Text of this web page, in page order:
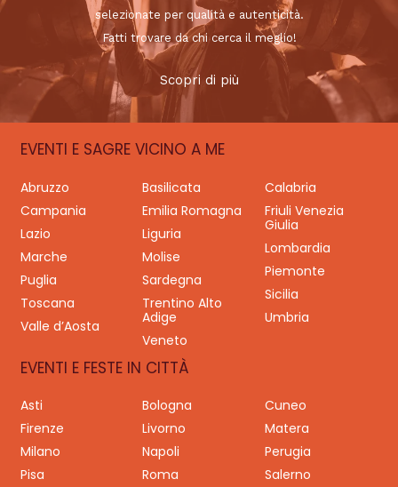
selezionate per qualità e autenticità.
Fatti trovare da chi cerca il meglio!
Scopri di più
EVENTI E SAGRE VICINO A ME
Abruzzo Basilicata
Calabria
Campania
Emilia Romagna
Friuli Venezia
Giulia
Lazio
Liguria
Lombardia
Marche
Molise
Piemonte
Puglia
Sardegna
Sicilia
Toscana
Trentino Alto
Adige
Umbria
Valle d’Aosta
Veneto
EVENTI E FESTE IN CITTÀ
Asti Bologna
Cuneo
Firenze
Livorno
Matera
Milano
Napoli
Perugia
Pisa
Roma
Salerno